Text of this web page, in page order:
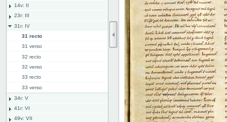
14v: II
23r: III
31r: IV
31 recto
31 verso
32 recto
32 verso
33 recto
33 verso
34r: V
41r: VI
49v: VII